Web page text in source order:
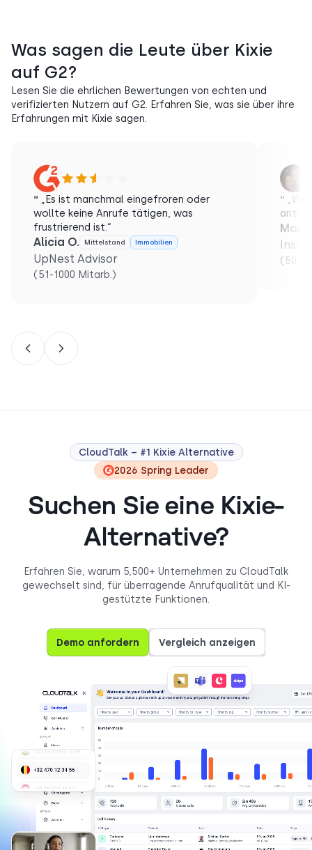
Was sagen die Leute über Kixie
auf G2?
Lesen Sie die ehrlichen Bewertungen von echten und
verifizierten Nutzern auf G2. Erfahren Sie, was sie über ihre
Erfahrungen mit Kixie sagen.
“ „Es ist manchmal eingefroren oder
wollte keine Anrufe tätigen, was
frustrierend ist.“
Alicia O. Mittelstand Immobilien
UpNest Advisor
(51-1000 Mitarb.)
“
(50
CloudTalk – #1 Kixie Alternative
2026 Spring Leader
Suchen Sie eine Kixie-
Alternative?
Erfahren Sie, warum 5,500+ Unternehmen zu CloudTalk
gewechselt sind, für überragende Anrufqualität und KI-
gestützte Funktionen.
Demo anfordern Vergleich anzeigen